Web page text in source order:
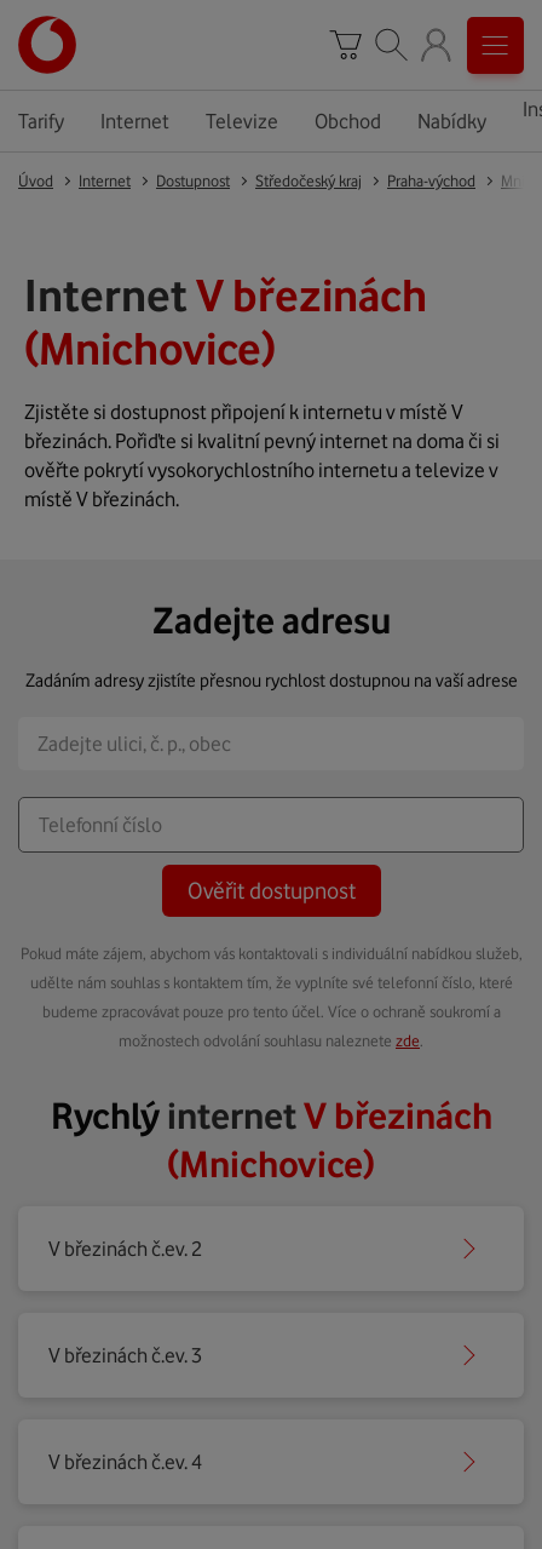
Tarify Internet Televize Obchod Nabídky
Úvod Internet Dostupnost Středočeský kraj Praha-východ
InternetV březinách
(Mnichovice)
Zjistěte si dostupnost připojení k internetu v místě V
březinách. Pořiďte si kvalitní pevný internet na doma či si
ověřte pokrytí vysokorychlostního internetu a televize v
místě V březinách.
Zadejte adresu
Zadáním adresy zjistíte přesnou rychlost dostupnou na vaší adrese
Ověřit dostupnost
Pokud máte zájem, abychom vás kontaktovali s individuální nabídkou služeb,
udělte nám souhlas s kontaktem tím, že vyplníte své telefonní číslo, které
budeme zpracovávat pouze pro tento účel. Více o ochraně soukromí a
možnostech odvolání souhlasu naleznete zde
RychlýinternetV březinách
(Mnichovice)
V březinách č.ev. 2
V březinách č.ev. 3
V březinách č.ev. 4